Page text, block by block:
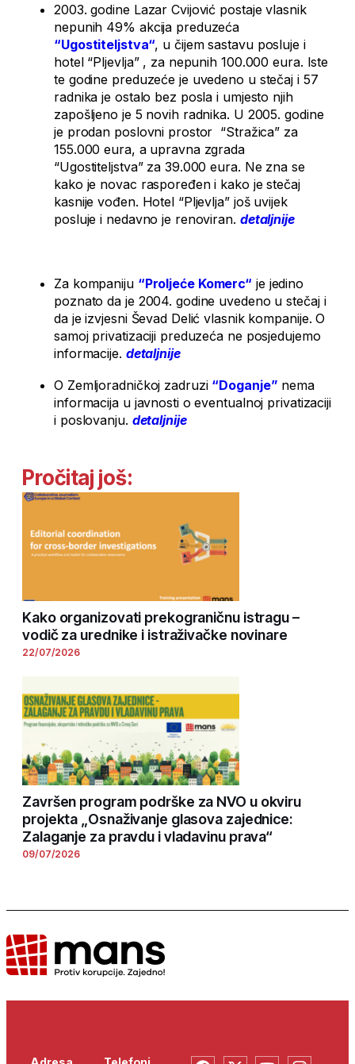
2003. godine Lazar Cvijović postaje vlasnik
nepunih 49% akcija preduzeća
“Ugostiteljstva“, u čijem sastavu posluje i
hotel “Pljevlja” , za nepunih 100.000 eura. Iste
te godine preduzeće je uvedeno u stečaj i 57
radnika je ostalo bez posla i umjesto njih
zapošljeno je 5 novih radnika. U 2005. godine
je prodan poslovni prostor “Stražica” za
155.000 eura, a upravna zgrada
“Ugostiteljstva” za 39.000 eura. Ne zna se
kako je novac raspoređen i kako je stečaj
kasnije vođen. Hotel “Pljevlja” još uvijek
posluje i nedavno je renoviran. detaljnije
Za kompaniju “Proljeće Komerc“ je jedino
poznato da je 2004. godine uvedeno u stečaj i
da je izvjesni Ševad Delić vlasnik kompanije. O
samoj privatizaciji preduzeća ne posjedujemo
informacije. detaljnije
O Zemljoradničkoj zadruzi “Doganje” nema
informacija u javnosti o eventualnoj privatizaciji
i poslovanju. detaljnije
Pročitaj još:
Kako organizovati prekograničnu istragu –
vodič za urednike i istraživačke novinare
22/07/2026
Završen program podrške za NVO u okviru
projekta „Osnaživanje glasova zajednice:
Zalaganje za pravdu i vladavinu prava“
09/07/2026